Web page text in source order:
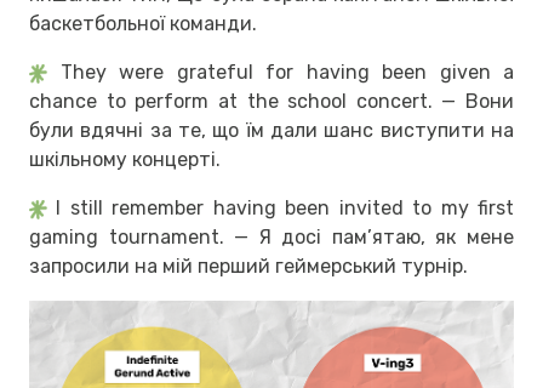
баскетбольної команди.
They were grateful for having been given a
chance to perform at the school concert. — Вони
були вдячні за те, що їм дали шанс виступити на
шкільному концерті.
I still remember having been invited to my first
gaming tournament. — Я досі пам’ятаю, як мене
запросили на мій перший геймерський турнір.